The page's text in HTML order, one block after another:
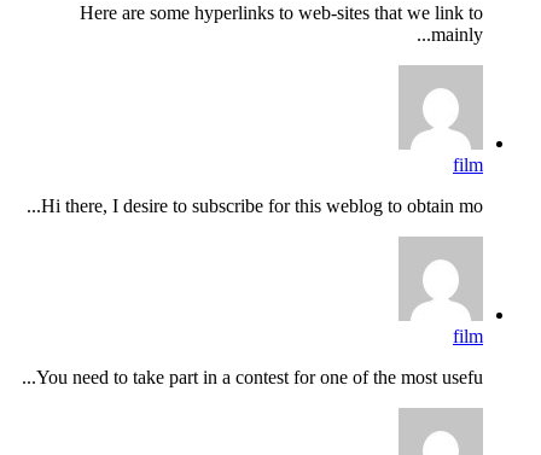
Here are some hyperlinks to web-sites that we link to
mainly...
film
Hi there, I desire to subscribe for this weblog to obtain mo...
film
You need to take part in a contest for one of the most usefu...